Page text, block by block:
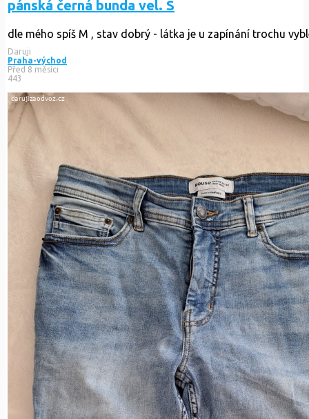
pánská černá bunda vel. S
dle mého spíš M , stav dobrý - látka je u zapínání trochu
Daruji
Praha-východ
Před 8 měsíci
443